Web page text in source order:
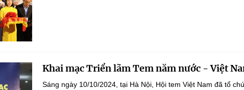
Khai mạc Triển lãm Tem năm nước - Việt
Sáng ngày 10/10/2024, tại Hà Nội, Hội tem Việt Nam đã tổ